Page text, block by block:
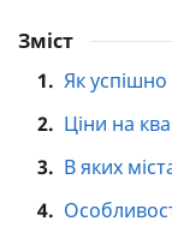
Зміст
1. Як
2. Ціни на
3. В яких
4.